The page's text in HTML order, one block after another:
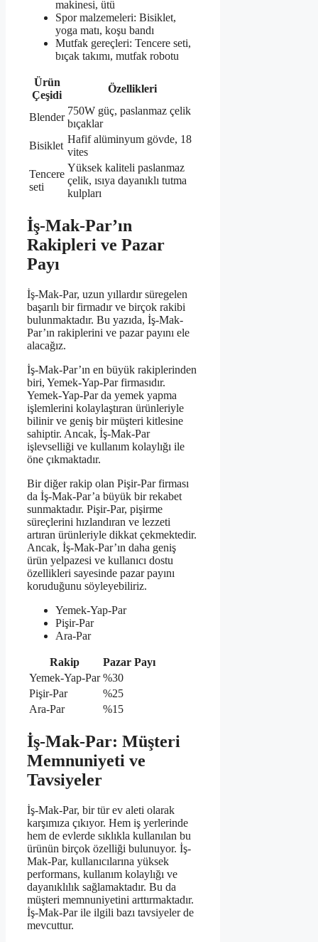
makinesi, ütü
Spor malzemeleri: Bisiklet,
yoga matı, ​​koşu bandı
Mutfak gereçleri: Tencere seti,
bıçak takımı, mutfak robotu
Ürün
Çeşidi
Özellikleri
Blender
750W güç, paslanmaz çelik
bıçaklar
Bisiklet
Hafif alüminyum gövde, 18
vites
Tencere
seti
Yüksek kaliteli paslanmaz
çelik, ısıya dayanıklı tutma
kulpları
İş-Mak-Par’ın
Rakipleri ve Pazar
Payı
İş-Mak-Par, uzun yıllardır süregelen
başarılı bir firmadır ve birçok rakibi
bulunmaktadır. Bu yazıda, İş-Mak-
Par’ın rakiplerini ve pazar payını ele
alacağız.
İş-Mak-Par’ın en büyük rakiplerinden
biri, Yemek-Yap-Par firmasıdır.
Yemek-Yap-Par da yemek yapma
işlemlerini kolaylaştıran ürünleriyle
bilinir ve geniş bir müşteri kitlesine
sahiptir. Ancak, İş-Mak-Par
işlevselliği ve kullanım kolaylığı ile
öne çıkmaktadır.
Bir diğer rakip olan Pişir-Par firması
da İş-Mak-Par’a büyük bir rekabet
sunmaktadır. Pişir-Par, pişirme
süreçlerini hızlandıran ve lezzeti
artıran ürünleriyle dikkat çekmektedir.
Ancak, İş-Mak-Par’ın daha geniş
ürün yelpazesi ve kullanıcı dostu
özellikleri sayesinde pazar payını
koruduğunu söyleyebiliriz.
Yemek-Yap-Par
Pişir-Par
Ara-Par
Rakip
Pazar Payı
Yemek-Yap-Par %30
Pişir-Par
%25
Ara-Par
%15
İş-Mak-Par: Müşteri
Memnuniyeti ve
Tavsiyeler
İş-Mak-Par, bir tür ev aleti olarak
karşımıza çıkıyor. Hem iş yerlerinde
hem de evlerde sıklıkla kullanılan bu
ürünün birçok özelliği bulunuyor. İş-
Mak-Par, kullanıcılarına yüksek
performans, kullanım kolaylığı ve
dayanıklılık sağlamaktadır. Bu da
müşteri memnuniyetini arttırmaktadır.
İş-Mak-Par ile ilgili bazı tavsiyeler de
mevcuttur.